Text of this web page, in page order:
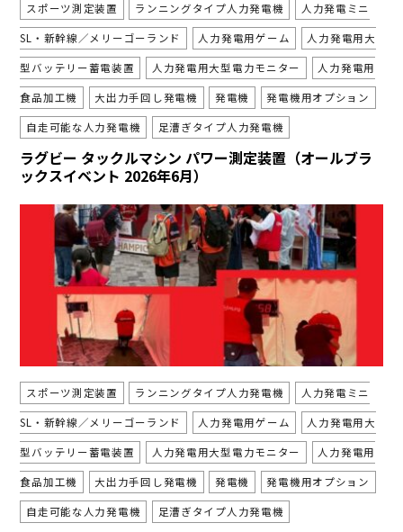
スポーツ測定装置 ランニングタイプ人力発電機 人力発電ミニ
SL・新幹線／メリーゴーランド 人力発電用ゲーム 人力発電用大
型バッテリー蓄電装置 人力発電用大型電力モニター 人力発電用
食品加工機 大出力手回し発電機 発電機 発電機用オプション
自走可能な人力発電機 足漕ぎタイプ人力発電機
ラグビー タックルマシン パワー測定装置（オールブラ
ックスイベント 2026年6月）
スポーツ測定装置 ランニングタイプ人力発電機 人力発電ミニ
SL・新幹線／メリーゴーランド 人力発電用ゲーム 人力発電用大
型バッテリー蓄電装置 人力発電用大型電力モニター 人力発電用
食品加工機 大出力手回し発電機 発電機 発電機用オプション
自走可能な人力発電機 足漕ぎタイプ人力発電機